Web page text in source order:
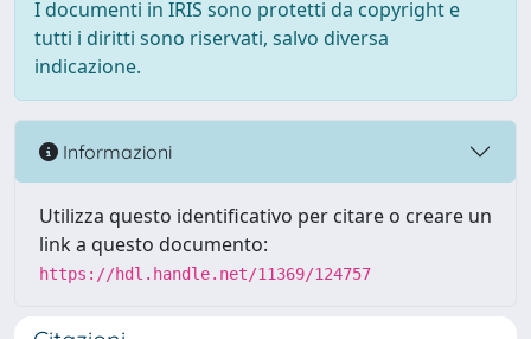
I documenti in IRIS sono protetti da copyright e
tutti i diritti sono riservati, salvo diversa
indicazione.
Informazioni
Utilizza questo identificativo per citare o creare un
link a questo documento:
https://hdl.handle.net/11369/124757